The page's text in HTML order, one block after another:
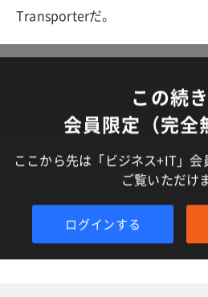
Transporterだ。
この続
会員限定（完全
ここから先は「ビジネス+IT」会
ご覧いただけ
ログインする